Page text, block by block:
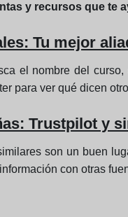
y recursos que te
Tu mejor
el nombre del
para ver qué dicen
Trustpilot y
son un buen
con otras